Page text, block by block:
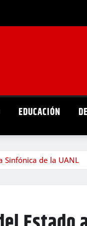
EDUCACIÓN
Sinfónica de la UANL